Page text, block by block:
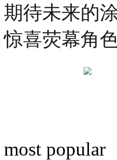
期待未来的
惊喜荧幕角色
most popular